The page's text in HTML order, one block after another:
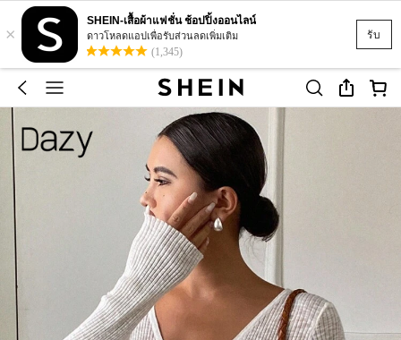
รับ
×
SHEIN-เสื้อผ้าแฟชั่น ช้อปปิ้งออนไลน์
ดาวโหลดแอปเพื่อรับส่วนลดเพิ่มเติม
(1,345)